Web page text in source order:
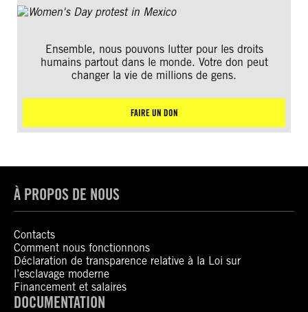
Ensemble, nous pouvons lutter pour les droits
humains partout dans le monde. Votre don peut
changer la vie de millions de gens.
FAIRE UN DON
À PROPOS DE NOUS
Contacts
Comment nous fonctionnons
Déclaration de transparence relative à la Loi sur
l’esclavage moderne
Financement et salaires
DOCUMENTATION